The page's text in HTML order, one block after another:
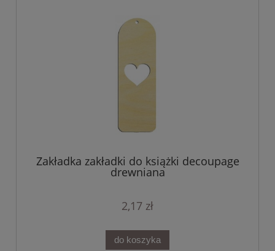
Zakładka zakładki do książki decoupage
drewniana
2,17 zł
do koszyka